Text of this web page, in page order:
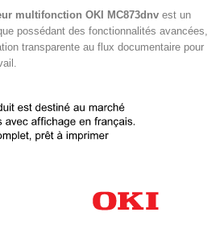
multifonction OKI MC873dnvest un
possédant des fonctionnalités avancées,
transparente au flux documentaire pour